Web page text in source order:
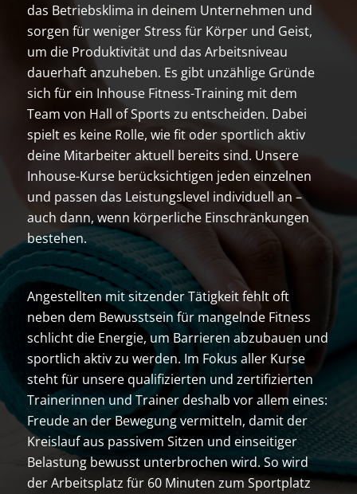
das Betriebsklima in deinem Unternehmen und
sorgen für weniger Stress für Körper und Geist,
um die Produktivität und das Arbeitsniveau
dauerhaft anzuheben. Es gibt unzählige Gründe
sich für ein Inhouse Fitness-Training mit dem
Team von Hall of Sports zu entscheiden. Dabei
spielt es keine Rolle, wie fit oder sportlich aktiv
deine Mitarbeiter aktuell bereits sind. Unsere
Inhouse-Kurse berücksichtigen jeden einzelnen
und passen das Leistungslevel individuell an –
auch dann, wenn körperliche Einschränkungen
bestehen.
Angestellten mit sitzender Tätigkeit fehlt oft
neben dem Bewusstsein für mangelnde Fitness
schlicht die Energie, um Barrieren abzubauen und
sportlich aktiv zu werden. Im Fokus aller Kurse
steht für unsere qualifizierten und zertifizierten
Trainerinnen und Trainer deshalb vor allem eines:
Freude an der Bewegung vermitteln, damit der
Kreislauf aus passivem Sitzen und einseitiger
Belastung bewusst unterbrochen wird. So wird
der Arbeitsplatz für 60 Minuten zum Sportplatz